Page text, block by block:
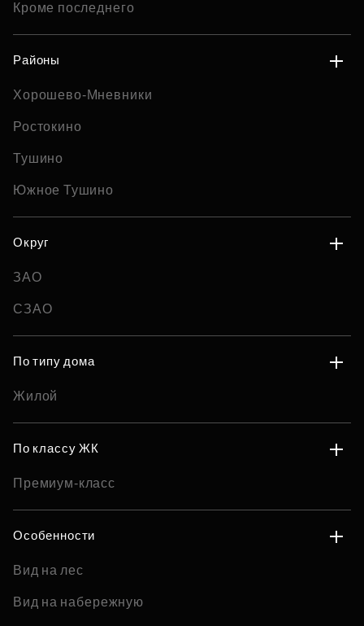
Кроме последнего
Районы
Хорошево-Мневники
Ростокино
Тушино
Южное Тушино
Округ
ЗАО
СЗАО
По типу дома
Жилой
По классу ЖК
Премиум-класс
Особенности
Вид на лес
Вид на набережную